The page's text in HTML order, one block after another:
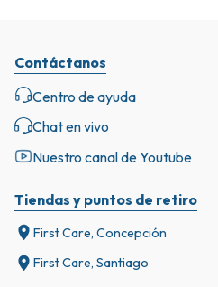
Tiendas y puntos de retiro
First Care, Concepción
First Care, Santiago
Contáctanos
Centro de ayuda
Chat en vivo
Nuestro canal de Youtube